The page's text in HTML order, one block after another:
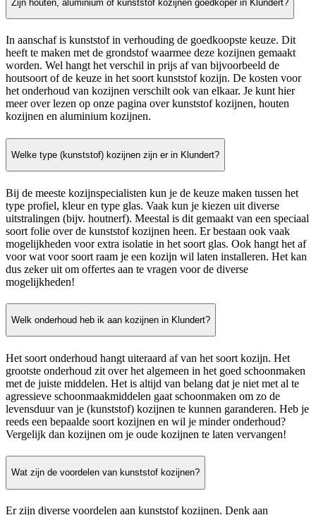
Zijn houten, aluminium of kunststof kozijnen goedkoper in Klundert?
In aanschaf is kunststof in verhouding de goedkoopste keuze. Dit
heeft te maken met de grondstof waarmee deze kozijnen gemaakt
worden. Wel hangt het verschil in prijs af van bijvoorbeeld de
houtsoort of de keuze in het soort kunststof kozijn. De kosten voor
het onderhoud van kozijnen verschilt ook van elkaar. Je kunt hier
meer over lezen op onze pagina over kunststof kozijnen, houten
kozijnen en aluminium kozijnen.
Welke type (kunststof) kozijnen zijn er in Klundert?
Bij de meeste kozijnspecialisten kun je de keuze maken tussen het
type profiel, kleur en type glas. Vaak kun je kiezen uit diverse
uitstralingen (bijv. houtnerf). Meestal is dit gemaakt van een speciaal
soort folie over de kunststof kozijnen heen. Er bestaan ook vaak
mogelijkheden voor extra isolatie in het soort glas. Ook hangt het af
voor wat voor soort raam je een kozijn wil laten installeren. Het kan
dus zeker uit om offertes aan te vragen voor de diverse
mogelijkheden!
Welk onderhoud heb ik aan kozijnen in Klundert?
Het soort onderhoud hangt uiteraard af van het soort kozijn. Het
grootste onderhoud zit over het algemeen in het goed schoonmaken
met de juiste middelen. Het is altijd van belang dat je niet met al te
agressieve schoonmaakmiddelen gaat schoonmaken om zo de
levensduur van je (kunststof) kozijnen te kunnen garanderen. Heb je
reeds een bepaalde soort kozijnen en wil je minder onderhoud?
Vergelijk dan kozijnen om je oude kozijnen te laten vervangen!
Wat zijn de voordelen van kunststof kozijnen?
Er zijn diverse voordelen aan kunststof kozijnen. Denk aan